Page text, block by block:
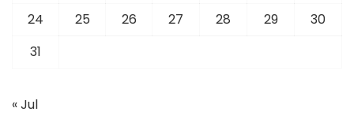
24
25 26 27 28 29
30
31
« Jul